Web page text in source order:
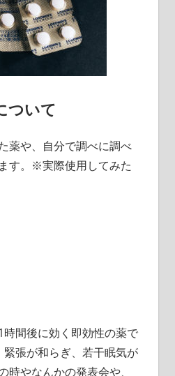
ついて
薬や、自分で調べに調べ
す。※実際使用してみた
間後に効く即効性の薬で
張が和らぎ、若干眠気が
時やなんかの発表会や、